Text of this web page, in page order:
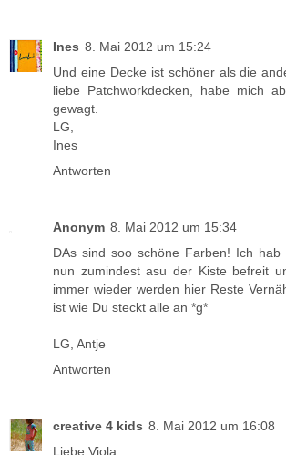
Ines 8. Mai 2012 um 15:24
Und eine Decke ist schöner als die
liebe Patchworkdecken, habe mich
gewagt.
LG,
Ines
Antworten
Anonym 8. Mai 2012 um 15:34
DAs sind soo schöne Farben! Ich hab
nun zumindest asu der Kiste befreit
immer wieder werden hier Reste
ist wie Du steckt alle an *g*
LG, Antje
Antworten
creative 4 kids 8. Mai 2012 um 16:08
Liebe Viola,